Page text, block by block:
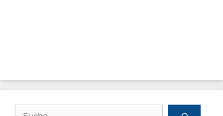
Suchen